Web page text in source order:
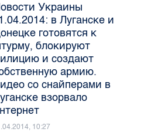
Украины
в Луганске и
готовятся к
блокируют
и создают
армию.
со снайперами в
взорвало
10:27